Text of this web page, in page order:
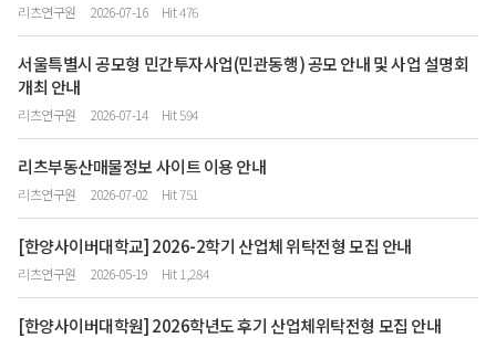
리츠연구원 2026-07-16 Hit 476
서울특별시 공모형 민간투자사업(민관동행) 공모 안내 및 사업 설명회
개최 안내
리츠연구원 2026-07-14 Hit 594
리츠부동산매물정보 사이트 이용 안내
리츠연구원 2026-07-02 Hit 751
[한양사이버대학교] 2026-2학기 산업체 위탁전형 모집 안내
리츠연구원 2026-05-19 Hit 1,284
[한양사이버대학원] 2026학년도 후기 산업체위탁전형 모집 안내